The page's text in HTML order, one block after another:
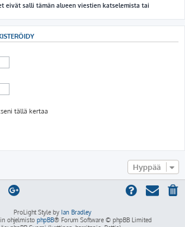
eivät salli tämän alueen viestien katselemista tai
tällä kertaa
Hyppää
ProLight Style by Ian Bradley
ohjelmisto phpBB® Forum Software © phpBB Limited